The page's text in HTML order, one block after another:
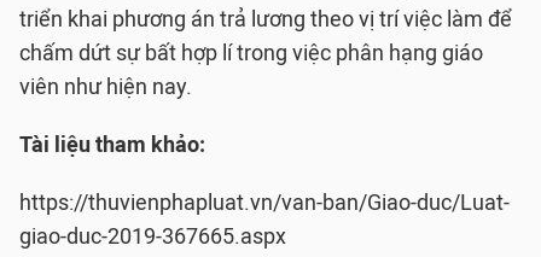
triển khai phương án trả lương theo vị trí việc làm để
chấm dứt sự bất hợp lí trong việc phân hạng giáo
viên như hiện nay.
Tài liệu tham khảo:
https://thuvienphapluat.vn/van-ban/Giao-duc/Luat-
giao-duc-2019-367665.aspx